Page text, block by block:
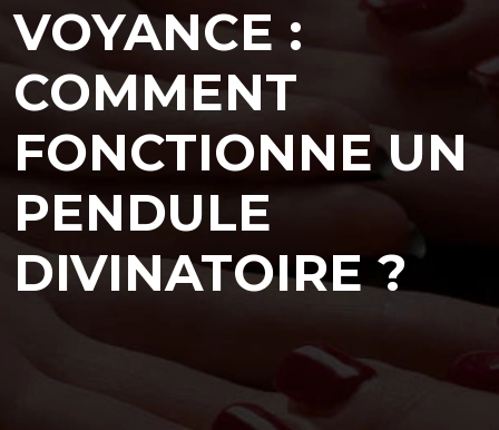
VOYANCE :
COMMENT
FONCTIONNE UN
PENDULE
DIVINATOIRE ?